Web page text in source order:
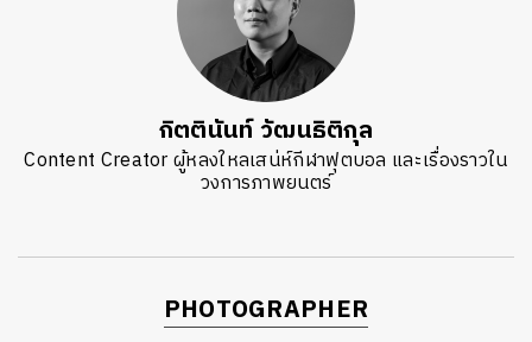
กิตตินันท์ วัฒนธิติกุล
Content Creator ผู้หลงใหลเสน่ห์กีฬาฟุตบอล และเรื่องราวใน
วงการภาพยนตร์
PHOTOGRAPHER